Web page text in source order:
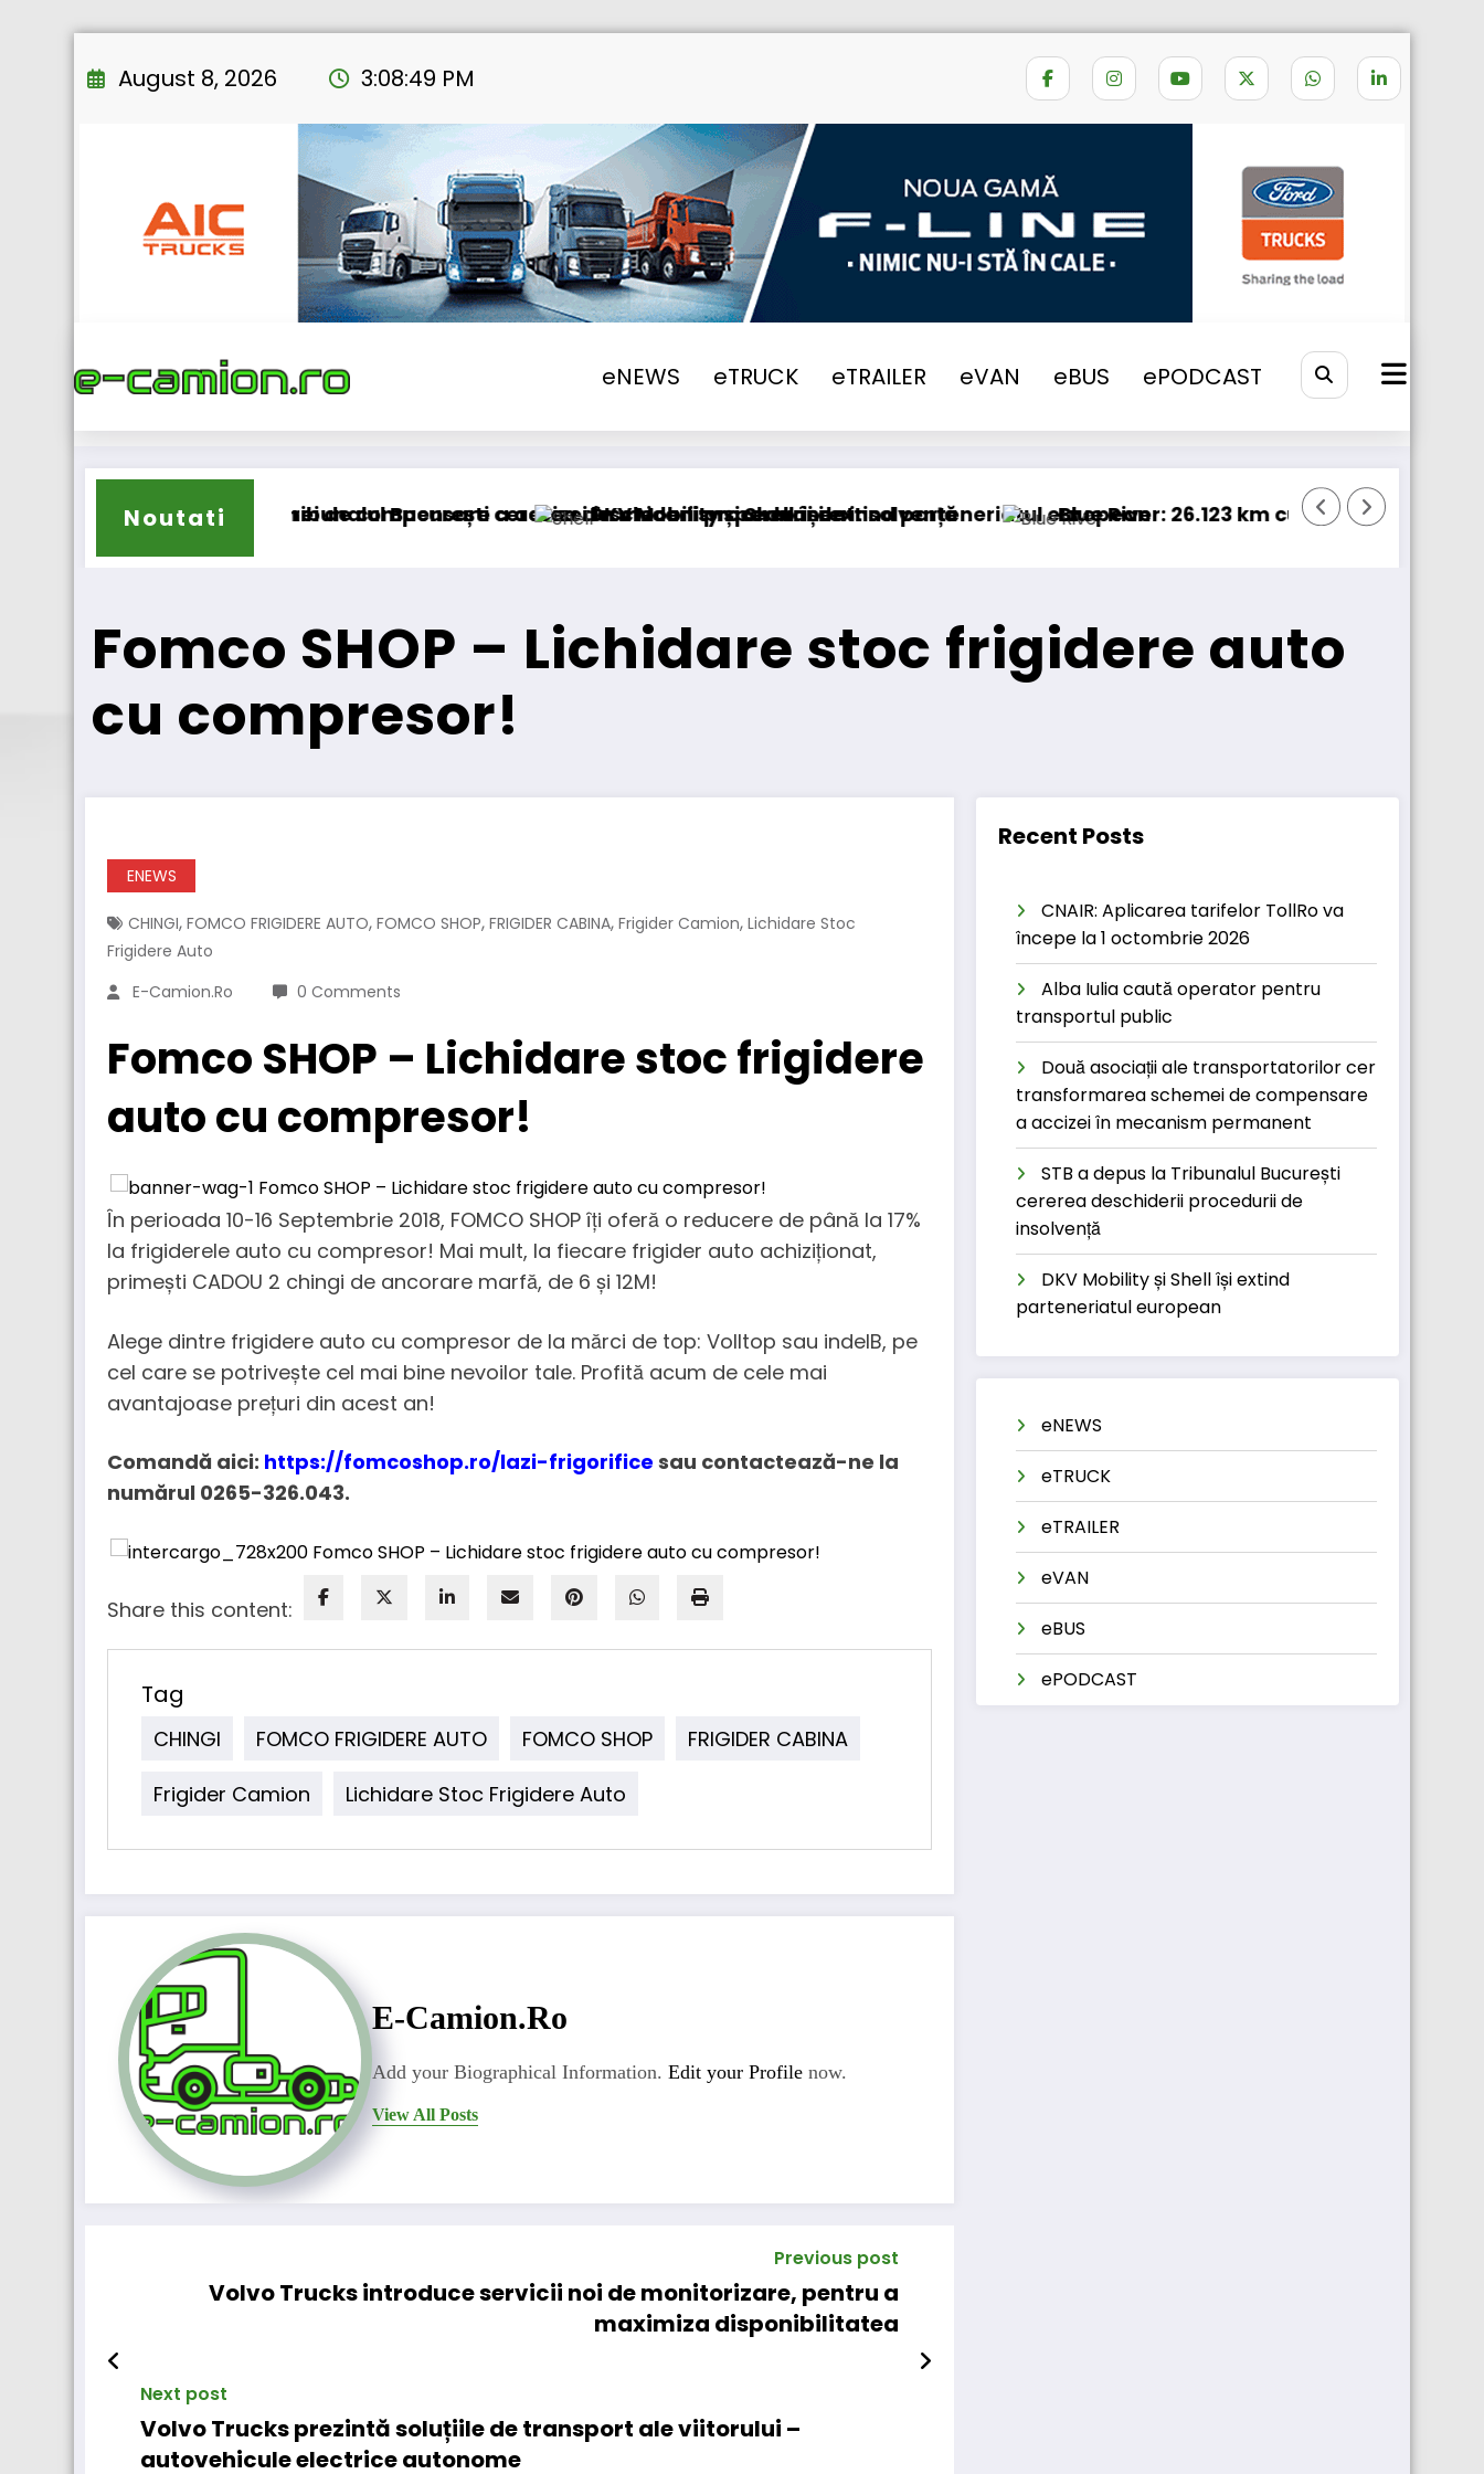
to
August 8, 2026 3:08:50 PM
eNEWS eTRUCK eTRAILER eVAN eBUS ePODCAST
Fomco SHOP – Lichidare stoc frigidere auto cu compresor!
Noutati
a accizei în mecanism permanent
cererea deschiderii procedurii de insolvență
DKV Mobility și Shell își extind parteneriatul europeanBlue River: 26.123 km cu un camion 100% electric în transport internațional
Proiectul Revoy prinde contur
Fomco SHOP – Lichidare stoc frigidere auto
cu compresor!
ENEWS
CHINGI, FOMCO FRIGIDERE AUTO, FOMCO SHOP, FRIGIDER CABINA, Frigider Camion, Lichidare Stoc
Frigidere Auto
E-Camion.ro
0 Comments
Fomco SHOP – Lichidare stoc frigidere
auto cu compresor!
În perioada 10-16 Septembrie 2018, FOMCO SHOP îți oferă o reducere de până la 17%
la frigiderele auto cu compresor! Mai mult, la fiecare frigider auto achiziționat,
primești CADOU 2 chingi de ancorare marfă, de 6 și 12M!
Alege dintre frigidere auto cu compresor de la mărci de top: Volltop sau indelB, pe
cel care se potrivește cel mai bine nevoilor tale. Profită acum de cele mai
avantajoase prețuri din acest an!
Comandă aici: https://fomcoshop.ro/lazi-frigorifice sau contactează-ne la
numărul 0265-326.043.
Share this content:
Tag
CHINGI FOMCO FRIGIDERE AUTO FOMCO SHOP
FRIGIDER CABINA
Frigider Camion
Lichidare Stoc Frigidere Auto
E-Camion.ro
Add your Biographical Information. Edit your Profile now.
View All Posts
Previous post
Volvo Trucks introduce servicii noi de monitorizare, pentru a
maximiza disponibilitatea
Next post
Volvo Trucks prezintă soluțiile de transport ale viitorului –
autovehicule electrice autonome
Recent Posts
CNAIR: Aplicarea tarifelor TollRo va
începe la 1 octombrie 2026
Alba Iulia caută operator pentru
transportul public
Două asociații ale transportatorilor cer
transformarea schemei de compensare
a accizei în mecanism permanent
STB a depus la Tribunalul București
cererea deschiderii procedurii de
insolvență
DKV Mobility și Shell își extind
parteneriatul european
eNEWS
eTRUCK
eTRAILER
eVAN
eBUS
ePODCAST